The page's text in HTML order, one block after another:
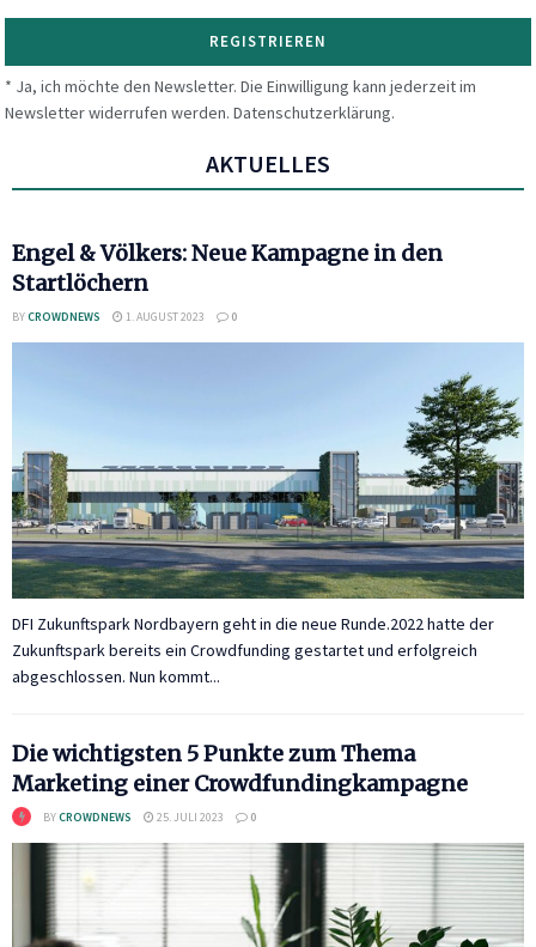
* Ja, ich möchte den Newsletter. Die Einwilligung kann jederzeit im
Newsletter widerrufen werden. Datenschutzerklärung.
AKTUELLES
Engel & Völkers: Neue Kampagne in den
Startlöchern
BYCROWDNEWS 1. AUGUST 2023 0
DFI Zukunftspark Nordbayern geht in die neue Runde.2022 hatte der
Zukunftspark bereits ein Crowdfunding gestartet und erfolgreich
abgeschlossen. Nun kommt...
Die wichtigsten 5 Punkte zum Thema
Marketing einer Crowdfundingkampagne
BYCROWDNEWS 25. JULI 2023 0